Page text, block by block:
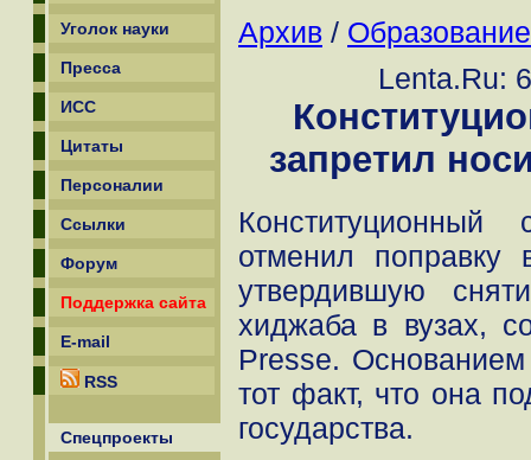
Уголок науки
Пресса
ИСС
Цитаты
Персоналии
Ссылки
Форум
Поддержка сайта
E-mail
RSS
Спецпроекты
Архив / Образование
Lenta.Ru:
запретил
отменил поправку
утвердившую
хиджаба в вузах,
Presse.
тот факт, что она
государства.